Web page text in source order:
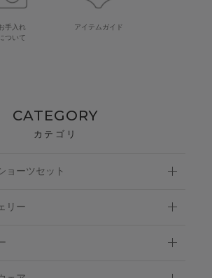
手入れ
ついて
アイテムガイド
CATEGORY
カテゴリ
ョーツセット
リー